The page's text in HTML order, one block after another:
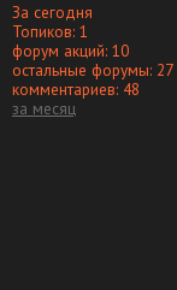
За сегодня
Топиков: 1
форум акций: 10
остальные форумы: 27
комментариев: 48
за месяц